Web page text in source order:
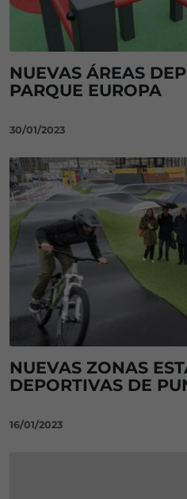
NUEVAS ÁREAS
PARQUE EUROPA
30/01/2023
NUEVAS ZONAS
DEPORTIVAS DE
16/01/2023